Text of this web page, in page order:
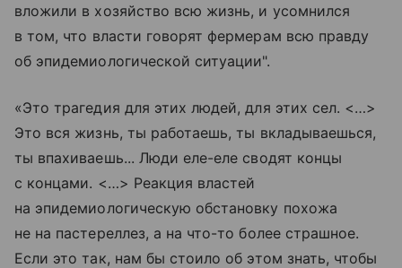
вложили в хозяйство всю жизнь, и усомнился
в том, что власти говорят фермерам всю правду
об эпидемиологической ситуации".
«Это трагедия для этих людей, для этих сел. <…>
Это вся жизнь, ты работаешь, ты вкладываешься,
ты впахиваешь... Люди еле-еле сводят концы
с концами. <…> Реакция властей
на эпидемиологическую обстановку похожа
не на пастереллез, а на что-то более страшное.
Если это так, нам бы стоило об этом знать, чтобы